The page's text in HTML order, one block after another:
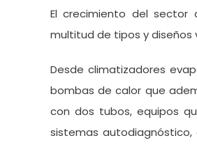
El crecimiento del sector
multitud de tipos y diseños
Desde climatizadores
bombas de calor que
con dos tubos, equipos
sistemas autodiagnóstico,